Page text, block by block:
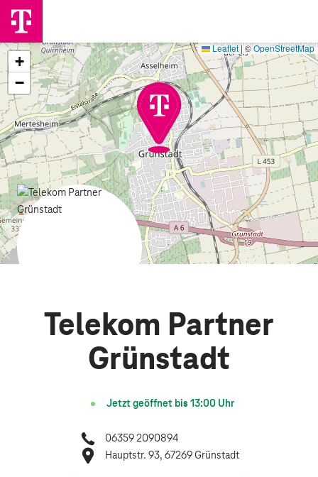
+
−
Leaflet|©OpenStreetMap
Telekom Partner
Grünstadt
Jetzt geöffnet bis 13:00 Uhr
06359 2090894
Hauptstr. 93, 67269 Grünstadt